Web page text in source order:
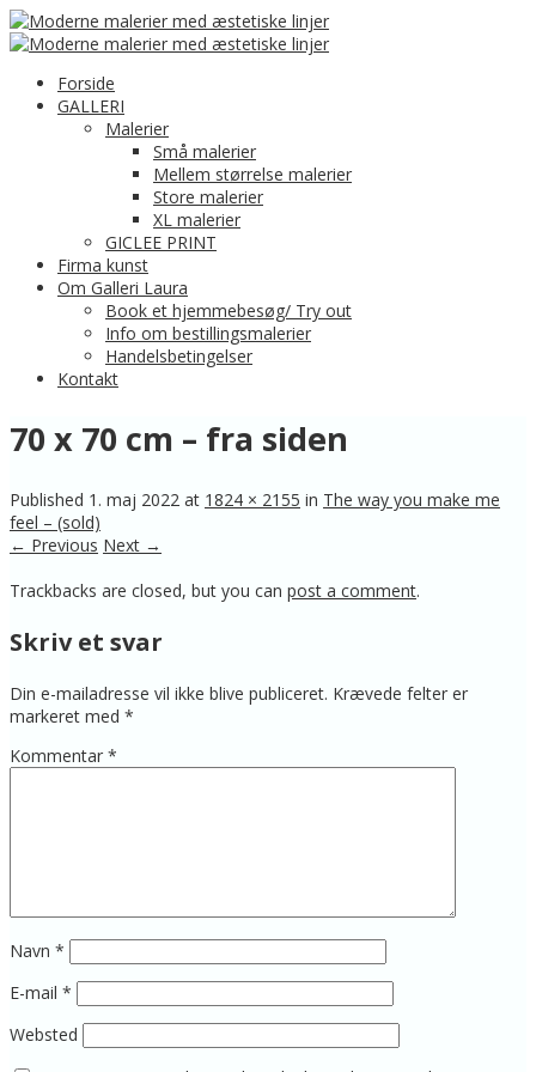
Forside
GALLERI
Malerier
Små malerier
Mellem størrelse malerier
Store malerier
XL malerier
GICLEE PRINT
Firma kunst
Om Galleri Laura
Book et hjemmebesøg/ Try out
Info om bestillingsmalerier
Handelsbetingelser
Kontakt
70 x 70 cm – fra siden
Published 1. maj 2022 at 1824 × 2155 in The way you make me
feel – (sold)
← Previous Next →
Trackbacks are closed, but you can post a comment.
Skriv et svar
Din e-mailadresse vil ikke blive publiceret. Krævede felter er
markeret med *
Kommentar *
Navn *
E-mail *
Websted